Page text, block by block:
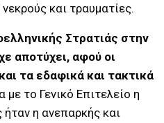
και τραυματίες.
Στρατιάς στην
αποτύχει, αφού οι
τα εδαφικά και τακτικά
το Γενικό Επιτελείο η
ήταν η ανεπαρκής και